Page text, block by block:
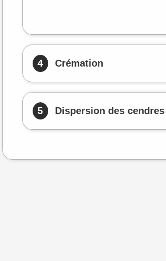
4 Crémation
5 Dispersion des cendres